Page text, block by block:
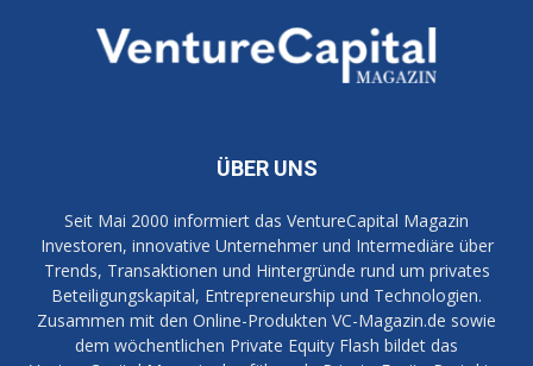
ÜBER UNS
Seit Mai 2000 informiert das VentureCapital Magazin
Investoren, innovative Unternehmer und Intermediäre über
Trends, Transaktionen und Hintergründe rund um privates
Beteiligungskapital, Entrepreneurship und Technologien.
Zusammen mit den Online-Produkten VC-Magazin.de sowie
dem wöchentlichen Private Equity Flash bildet das